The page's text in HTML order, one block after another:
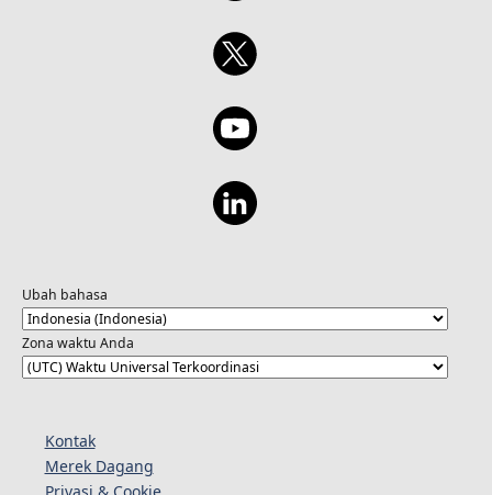
Ubah bahasa
Zona waktu Anda
Kontak
Merek Dagang